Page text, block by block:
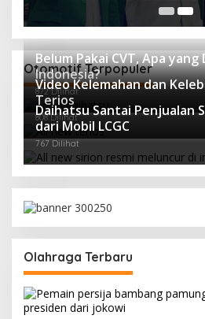
Otomotif Terpopuler
Belum Pakai CVT, Apa
Indonesia?
872 Dilihat
Video Kelemahan dan
Terios
808 Dilihat
Daihatsu Santai Penjualan
dari Mobil LCGC
767 Dilihat
Olahraga Terbaru